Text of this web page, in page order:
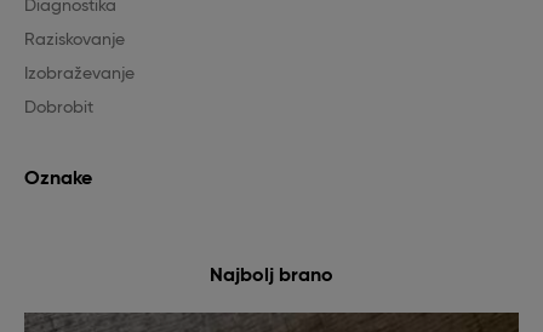
Diagnostika
Raziskovanje
Izobraževanje
Dobrobit
Oznake
Najbolj brano